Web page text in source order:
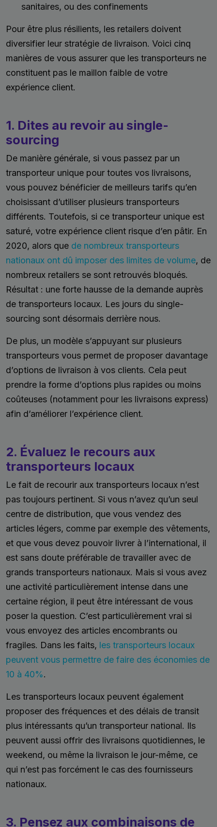
sanitaires, ou des confinements
Pour être plus résilients, les retailers doivent
diversifier leur stratégie de livraison. Voici cinq
manières de vous assurer que les transporteurs ne
constituent pas le maillon faible de votre
expérience client.
1. Dites au revoir au single-
sourcing
De manière générale, si vous passez par un
transporteur unique pour toutes vos livraisons,
vous pouvez bénéficier de meilleurs tarifs qu’en
choisissant d’utiliser plusieurs transporteurs
différents. Toutefois, si ce transporteur unique est
saturé, votre expérience client risque d’en pâtir. En
2020, alors que de nombreux transporteurs
nationaux ont dû imposer des limites de volume, de
nombreux retailers se sont retrouvés bloqués.
Résultat : une forte hausse de la demande auprès
de transporteurs locaux. Les jours du single-
sourcing sont désormais derrière nous.
De plus, un modèle s’appuyant sur plusieurs
transporteurs vous permet de proposer davantage
d’options de livraison à vos clients. Cela peut
prendre la forme d’options plus rapides ou moins
coûteuses (notamment pour les livraisons express)
afin d’améliorer l’expérience client.
2. Évaluez le recours aux
transporteurs locaux
Le fait de recourir aux transporteurs locaux n’est
pas toujours pertinent. Si vous n’avez qu’un seul
centre de distribution, que vous vendez des
articles légers, comme par exemple des vêtements,
et que vous devez pouvoir livrer à l’international, il
est sans doute préférable de travailler avec de
grands transporteurs nationaux. Mais si vous avez
une activité particulièrement intense dans une
certaine région, il peut être intéressant de vous
poser la question. C’est particulièrement vrai si
vous envoyez des articles encombrants ou
fragiles. Dans les faits, les transporteurs locaux
peuvent vous permettre de faire des économies de
10 à 40%.
Les transporteurs locaux peuvent également
proposer des fréquences et des délais de transit
plus intéressants qu’un transporteur national. Ils
peuvent aussi offrir des livraisons quotidiennes, le
weekend, ou même la livraison le jour-même, ce
qui n’est pas forcément le cas des fournisseurs
nationaux.
3. Pensez aux combinaisons de